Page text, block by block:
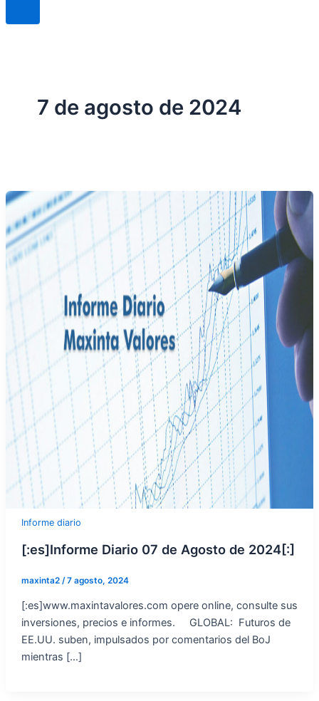
7 de agosto de 2024
Informe diario
[:es]Informe Diario 07 de Agosto de 2024[:]
maxinta2 /7 agosto, 2024
[:es]www.maxintavalores.com opere online, consulte sus
inversiones, precios e informes. GLOBAL: Futuros de
EE.UU. suben, impulsados por comentarios del BoJ
mientras […]